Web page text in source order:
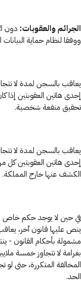
الجرائم والعقوبات: دون
ووفقا لنظام حماية
يعاقب بالسجن لمدة لا
إحدى هاتين العقوبتين إذا
تحقيق منفعة شخصية.
يعاقب بالسجن لمدة لا
إحدى هاتين العقوبتين كل
الكشف عنها خارج المملكة.
في حين لا يوجد حكم خاص
ينص عليها قانون آخر،
مشمولة بأحكام القانون -
بغرامة لا تتجاوز خمسة
المخالفة المتكررة، حتى
الحد.